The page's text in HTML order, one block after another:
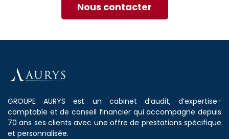
Nous contacter
GROUPE AURYS est un cabinet d’audit, d’expertise-
comptable et de conseil financier qui accompagne depuis
70 ans ses clients avec une offre de prestations spécifique
et personnalisée.